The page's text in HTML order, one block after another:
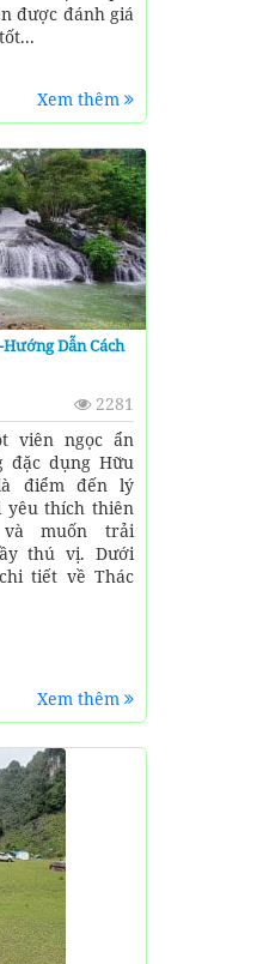
được đánh giá
Xem thêm
Dẫn Cách
2281
viên ngọc ẩn
đặc dụng Hữu
điểm đến lý
yêu thích thiên
muốn trải
thú vị. Dưới
tiết về Thác
Xem thêm